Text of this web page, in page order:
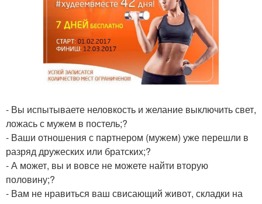
- Вы испытываете неловкость и желание выключить свет,
ложась с мужем в постель;?
- Ваши отношения с партнером (мужем) уже перешли в
разряд дружеских или братских;?
- А может, вы и вовсе не можете найти вторую
половину;?
- Вам не нравиться ваш свисающий живот, складки на